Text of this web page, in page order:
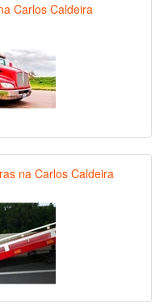
Carlos Caldeira
na Carlos Caldeira